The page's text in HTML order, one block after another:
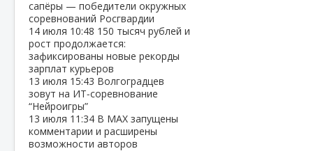
сапёры — победители окружных
соревнований Росгвардии
14 июля 10:48 150 тысяч рублей и
рост продолжается:
зафиксированы новые рекорды
зарплат курьеров
13 июля 15:43 Волгоградцев
зовут на ИТ‑соревнование
“Нейроигры”
13 июля 11:34 В МАХ запущены
комментарии и расширены
возможности авторов